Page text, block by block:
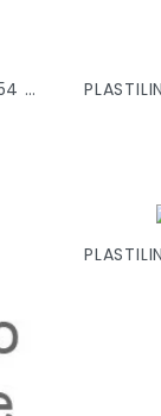
PLASTILINA BACO BARRA ROJA 54 X/100